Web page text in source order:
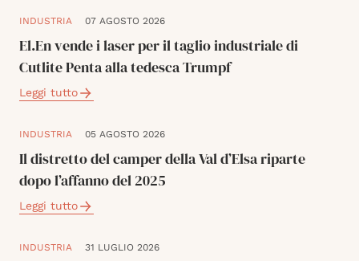
INDUSTRIA 07 AGOSTO 2026
El.En vende i laser per il taglio industriale di
Cutlite Penta alla tedesca Trumpf
Leggi tutto
INDUSTRIA 05 AGOSTO 2026
Il distretto del camper della Val d’Elsa riparte
dopo l’affanno del 2025
Leggi tutto
INDUSTRIA 31 LUGLIO 2026